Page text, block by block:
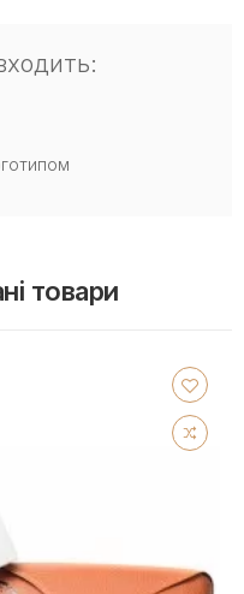
товари